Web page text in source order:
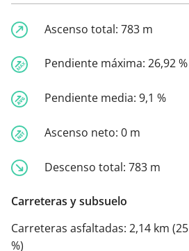
Ascenso total: 783 m
Pendiente máxima: 26,92 %
Pendiente media: 9,1 %
Ascenso neto: 0 m
Descenso total: 783 m
Carreteras y subsuelo
Carreteras asfaltadas: 2,14 km (25
%)